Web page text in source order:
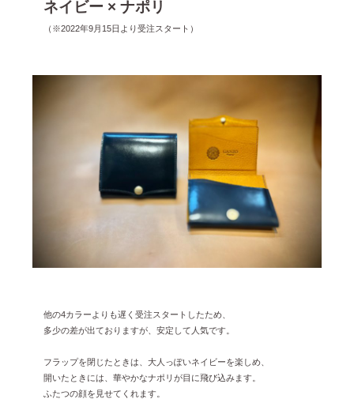
ネイビー × ナポリ
（※2022年9月15日より受注スタート）
他の4カラーよりも遅く受注スタートしたため、
多少の差が出ておりますが、安定して人気です。
フラップを閉じたときは、大人っぽいネイビーを楽しめ、
開いたときには、華やかなナポリが目に飛び込みます。
ふたつの顔を見せてくれます。